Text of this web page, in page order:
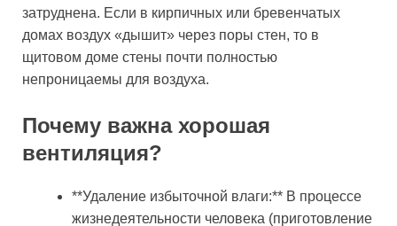
затруднена. Если в кирпичных или бревенчатых
домах воздух «дышит» через поры стен, то в
щитовом доме стены почти полностью
непроницаемы для воздуха.
Почему важна хорошая
вентиляция?
**Удаление избыточной влаги:** В процессе
жизнедеятельности человека (приготовление